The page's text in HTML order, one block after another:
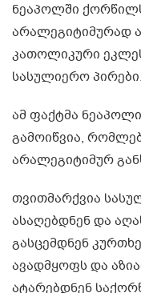
ნეაპოლში
არალეგიტიმურად
კათოლიკური
სასულიერო პირები.
ამ ფაქტმა
გამოიწვია,
არალეგიტიმურ
თვითმარქვია
ასაღებდნენ და
გასცემდნენ
ავადმყოფს და
ატარებდნენ